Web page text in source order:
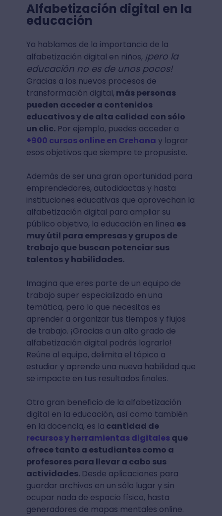
Alfabetización digital en la
educación
Ya hablamos de la importancia de la
alfabetización digital en niños, ¡pero la
educación no es de unos pocos!
Gracias a los nuevos procesos de
transformación digital, más personas
pueden acceder a contenidos
educativos y de alta calidad con sólo
un clic.Por ejemplo, puedes acceder a
+900 cursos online en Crehana y lograr
esos objetivos que siempre te propusiste.
Además de ser una gran oportunidad para
emprendedores, autodidactas y hasta
instituciones educativas que aprovechan la
alfabetización digital para ampliar su
público objetivo, la educación en línea es
muy útil para empresas y grupos de
trabajo que buscan potenciar sus
talentos y habilidades.
Imagina que eres parte de un equipo de
trabajo super especializado en una
temática, pero lo que necesitas es
aprender a organizar tus tiempos y flujos
de trabajo. ¡Gracias a un alto grado de
alfabetización digital podrás lograrlo!
Reúne al equipo, delimita el tópico a
estudiar y aprende una nueva habilidad que
se impacte en tus resultados finales.
Otro gran beneficio de la alfabetización
digital en la educación, así como también
en la docencia, es la cantidad de
recursos y herramientas digitalesque
ofrece tanto a estudiantes como a
profesores para llevar a cabo sus
actividades. Desde aplicaciones para
guardar archivos en un sólo lugar y sin
ocupar nada de espacio físico, hasta
generadores de mapas mentales online.